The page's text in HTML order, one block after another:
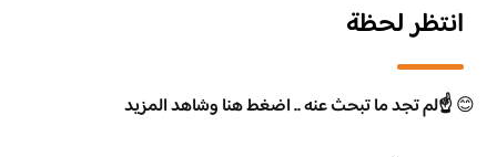
انتظر لحظة
😊☝️لم تجد ما تبحث عنه .. اضغط هنا وشاهد المزيد